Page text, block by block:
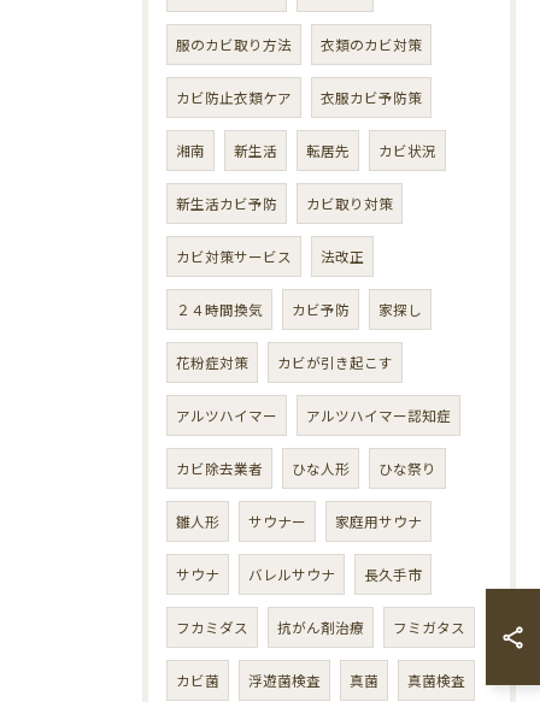
服のカビ取り方法 衣類のカビ対策
カビ防止衣類ケア 衣服カビ予防策
湘南 新生活 転居先 カビ状況
新生活カビ予防 カビ取り対策
カビ対策サービス 法改正
２４時間換気 カビ予防 家探し
花粉症対策 カビが引き起こす
アルツハイマー アルツハイマー認知症
カビ除去業者 ひな人形 ひな祭り
雛人形 サウナー 家庭用サウナ
サウナ バレルサウナ 長久手市
フカミダス 抗がん剤治療 フミガタス
カビ菌 浮遊菌検査 真菌 真菌検査